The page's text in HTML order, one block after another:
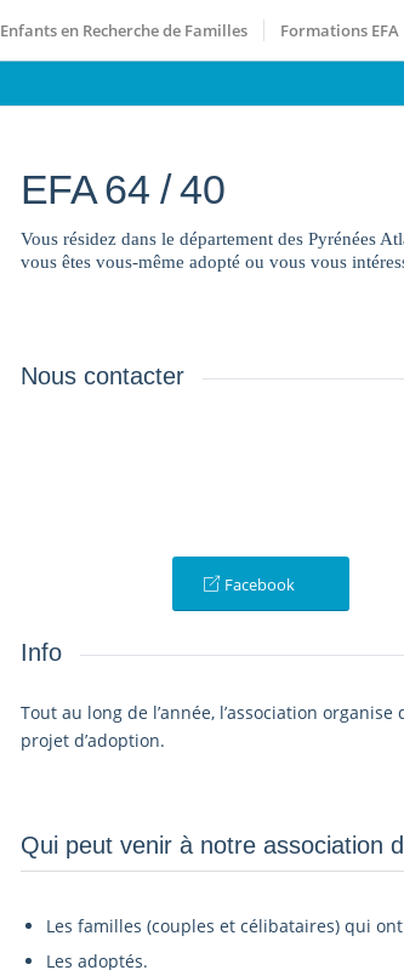
Enfants en Recherche de Familles Formations EFA
EFA 64 / 40
Vous résidez dans le département des Pyrénées
vous êtes vous-même adopté ou vous vous
Nous contacter
Facebook
Info
Tout au long de l’année, l’association
projet d’adoption.
Qui peut venir à notre association
Les familles (couples et célibataires) qui
Les adoptés.